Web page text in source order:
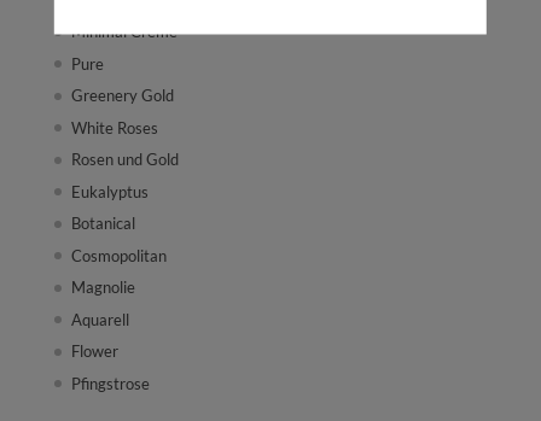
Minimal Creme
Pure
Greenery Gold
White Roses
Rosen und Gold
Eukalyptus
Botanical
Cosmopolitan
Magnolie
Aquarell
Flower
Pfingstrose